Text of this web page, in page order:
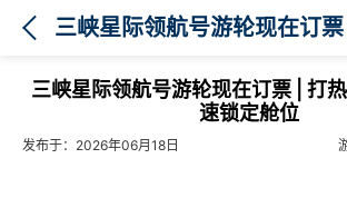
三峡星际领航号游轮现在订票 | 打
速锁定舱位
发布于：2026年06月18日